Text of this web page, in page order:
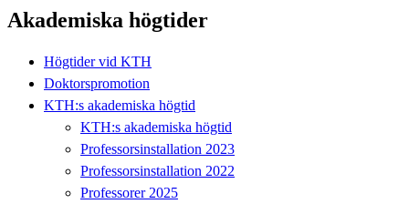
Akademiska högtider
Högtider vid KTH
Doktorspromotion
KTH:s akademiska högtid
KTH:s akademiska högtid
Professorsinstallation 2023
Professorsinstallation 2022
Professorer 2025